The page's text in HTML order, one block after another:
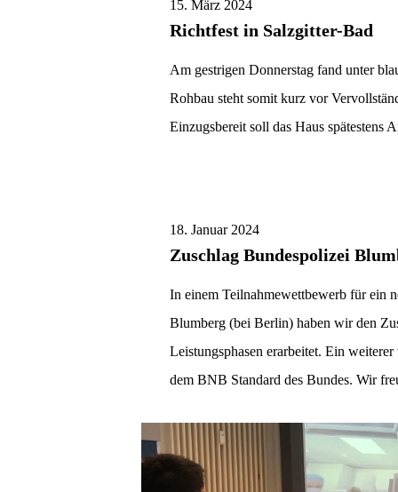
15. März 2024
Richtfest in Salzgitter-Bad
Am gestrigen Donnerstag fand unter
Rohbau steht somit kurz vor
Einzugsbereit soll das Haus spätestens
18. Januar 2024
Zuschlag Bundespolizei
In einem Teilnahmewettbewerb für ein
Blumberg (bei Berlin) haben wir den
Leistungsphasen erarbeitet. Ein
dem BNB Standard des Bundes. Wir